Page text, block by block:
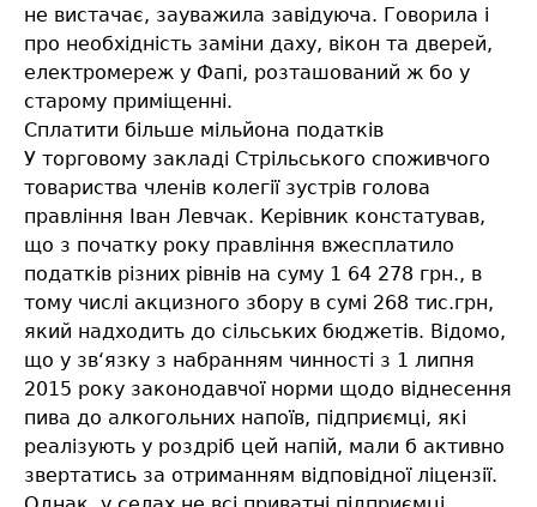
не вистачає, зауважила завідуюча. Говорила і
про необхідність заміни даху, вікон та дверей,
електромереж у Фапі, розташований ж бо у
старому приміщенні.
Сплатити більше мільйона податків
У торговому закладі Стрільського споживчого
товариства членів колегії зустрів голова
правління Іван Левчак. Керівник констатував,
що з початку року правління вжесплатило
податків різних рівнів на суму 1 64 278 грн., в
тому числі акцизного збору в сумі 268 тис.грн,
який надходить до сільських бюджетів. Відомо,
що у зв‘язку з набранням чинності з 1 липня
2015 року законодавчої норми щодо віднесення
пива до алкогольних напоїв, підприємці, які
реалізують у роздріб цей напій, мали б активно
звертатись за отриманням відповідної ліцензії.